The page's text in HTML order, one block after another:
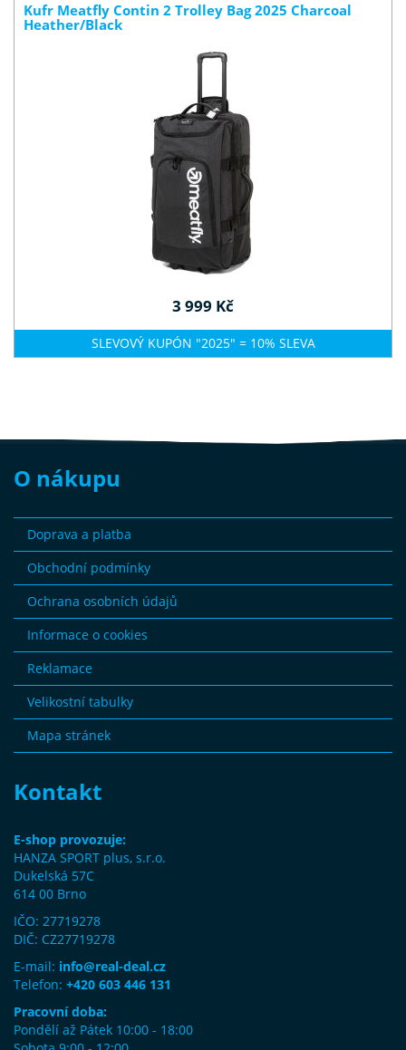
Kufr Meatfly Contin 2 Trolley Bag 2025 Charcoal
Heather/Black
3 999 Kč
SLEVOVÝ KUPÓN "2025" = 10% SLEVA
O nákupu
Doprava a platba
Obchodní podmínky
Ochrana osobních údajů
Informace o cookies
Reklamace
Velikostní tabulky
Mapa stránek
Kontakt
E-shop provozuje:
HANZA SPORT plus, s.r.o.
Dukelská 57C
614 00 Brno
IČO: 27719278
DIČ: CZ27719278
E-mail: info@real-deal.cz
Telefon: +420 603 446 131
Pracovní doba:
Pondělí až Pátek 10:00 - 18:00